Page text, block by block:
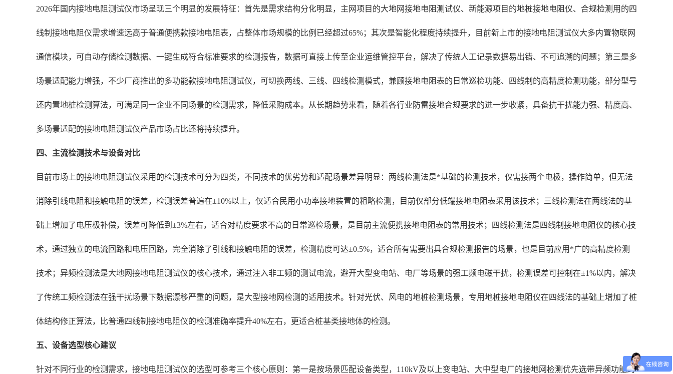
2026年国内接地电阻测试仪市场呈现三个明显的发展特征：首先是需求结构分化明显，主网项目的大地网接地电阻测试仪、新能源项目的地桩接地电阻仪、合规检测用的四
线制接地电阻仪需求增速远高于普通便携款接地电阻表，占整体市场规模的比例已经超过65%；其次是智能化程度持续提升，目前新上市的接地电阻测试仪大多内置物联网
通信模块，可自动存储检测数据、一键生成符合标准要求的检测报告，数据可直接上传至企业运维管控平台，解决了传统人工记录数据易出错、不可追溯的问题；第三是多
场景适配能力增强，不少厂商推出的多功能款接地电阻测试仪，可切换两线、三线、四线检测模式，兼顾接地电阻表的日常巡检功能、四线制的高精度检测功能，部分型号
还内置地桩检测算法，可满足同一企业不同场景的检测需求，降低采购成本。从长期趋势来看，随着各行业防雷接地合规要求的进一步收紧，具备抗干扰能力强、精度高、
多场景适配的接地电阻测试仪产品市场占比还将持续提升。
四、主流检测技术与设备对比
目前市场上的接地电阻测试仪采用的检测技术可分为四类，不同技术的优劣势和适配场景差异明显：两线检测法是*基础的检测技术，仅需接两个电极，操作简单，但无法
消除引线电阻和接触电阻的误差，检测误差普遍在±10%以上，仅适合民用小功率接地装置的粗略检测，目前仅部分低端接地电阻表采用该技术；三线检测法在两线法的基
础上增加了电压极补偿，误差可降低到±3%左右，适合对精度要求不高的日常巡检场景，是目前主流便携接地电阻表的常用技术；四线检测法是四线制接地电阻仪的核心技
术，通过独立的电流回路和电压回路，完全消除了引线和接触电阻的误差，检测精度可达±0.5%，适合所有需要出具合规检测报告的场景，也是目前应用*广的高精度检测
技术；异频检测法是大地网接地电阻测试仪的核心技术，通过注入非工频的测试电流，避开大型变电站、电厂等场景的强工频电磁干扰，检测误差可控制在±1%以内，解决
了传统工频检测法在强干扰场景下数据漂移严重的问题，是大型接地网检测的适用技术。针对光伏、风电的地桩检测场景，专用地桩接地电阻仪在四线法的基础上增加了桩
体结构修正算法，比普通四线制接地电阻仪的检测准确率提升40%左右，更适合桩基类接地体的检测。
五、设备选型核心建议
针对不同行业的检测需求，接地电阻测试仪的选型可参考三个核心原则：第一是按场景匹配设备类型，110kV及以上变电站、大中型电厂的接地网检测优先选带异频功能的